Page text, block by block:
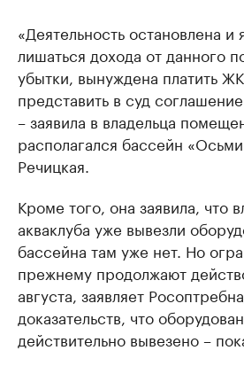
«Деятельность остановлена и
лишаться дохода от данного
убытки, вынуждена платить
представить в суд
– заявила в владельца
располагался бассейн
Речицкая.
Кроме того, она заявила, что
акваклуба уже вывезли
бассейна там уже нет. Но
прежнему продолжают
августа, заявляет
доказательств, что
действительно вывезено –